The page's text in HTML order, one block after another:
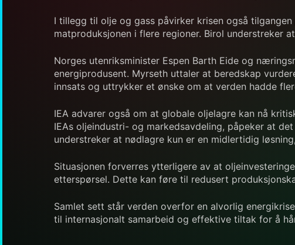
I tillegg til olje og gass påvirker krisen også
matproduksjonen i flere regioner. Birol understreker
Norges utenriksminister Espen Barth Eide og
energiprodusent. Myrseth uttaler at beredskap
innsats og uttrykker et ønske om at verden hadde
IEA advarer også om at globale oljelagre kan nå
IEAs oljeindustri- og markedsavdeling, påpeker at
understreker at nødlagre kun er en midlertidig
Situasjonen forverres ytterligere av at
etterspørsel. Dette kan føre til redusert
Samlet sett står verden overfor en alvorlig
til internasjonalt samarbeid og effektive tiltak for å